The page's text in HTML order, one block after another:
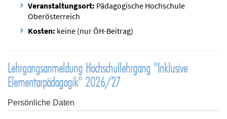
Veranstaltungsort: Pädagogische Hochschule
Oberösterreich
Kosten: keine (nur ÖH-Beitrag)
Lehrgangsanmeldung Hochschullehrgang "Inklusive
Elementarpädagogik" 2026/27
Persönliche Daten